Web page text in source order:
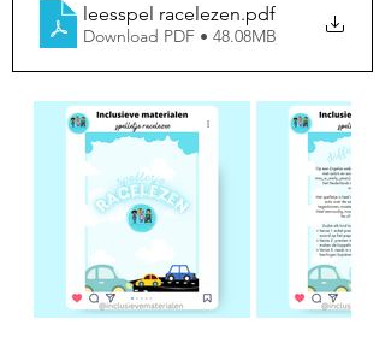
leesspel racelezen.pdf
Download PDF • 48.08MB